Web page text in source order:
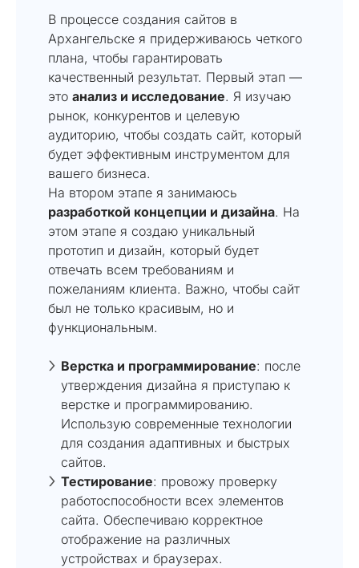
В процессе создания сайтов в
Архангельске я придерживаюсь четкого
плана, чтобы гарантировать
качественный результат. Первый этап —
это анализ и исследование. Я изучаю
рынок, конкурентов и целевую
аудиторию, чтобы создать сайт, который
будет эффективным инструментом для
вашего бизнеса.
На втором этапе я занимаюсь
разработкой концепции и дизайна. На
этом этапе я создаю уникальный
прототип и дизайн, который будет
отвечать всем требованиям и
пожеланиям клиента. Важно, чтобы сайт
был не только красивым, но и
функциональным.
Верстка и программирование: после
утверждения дизайна я приступаю к
верстке и программированию.
Использую современные технологии
для создания адаптивных и быстрых
сайтов.
Тестирование: провожу проверку
работоспособности всех элементов
сайта. Обеспечиваю корректное
отображение на различных
устройствах и браузерах.